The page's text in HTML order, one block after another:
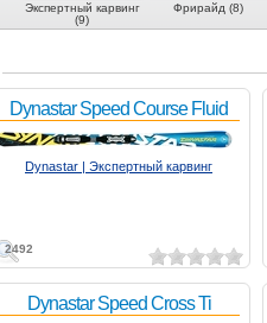
Экспертный карвинг
(9)
Фрирайд (8)
2492
Dynastar Speed Course Fluid
Dynastar | Экспертный карвинг
Dynastar Speed Cross Ti